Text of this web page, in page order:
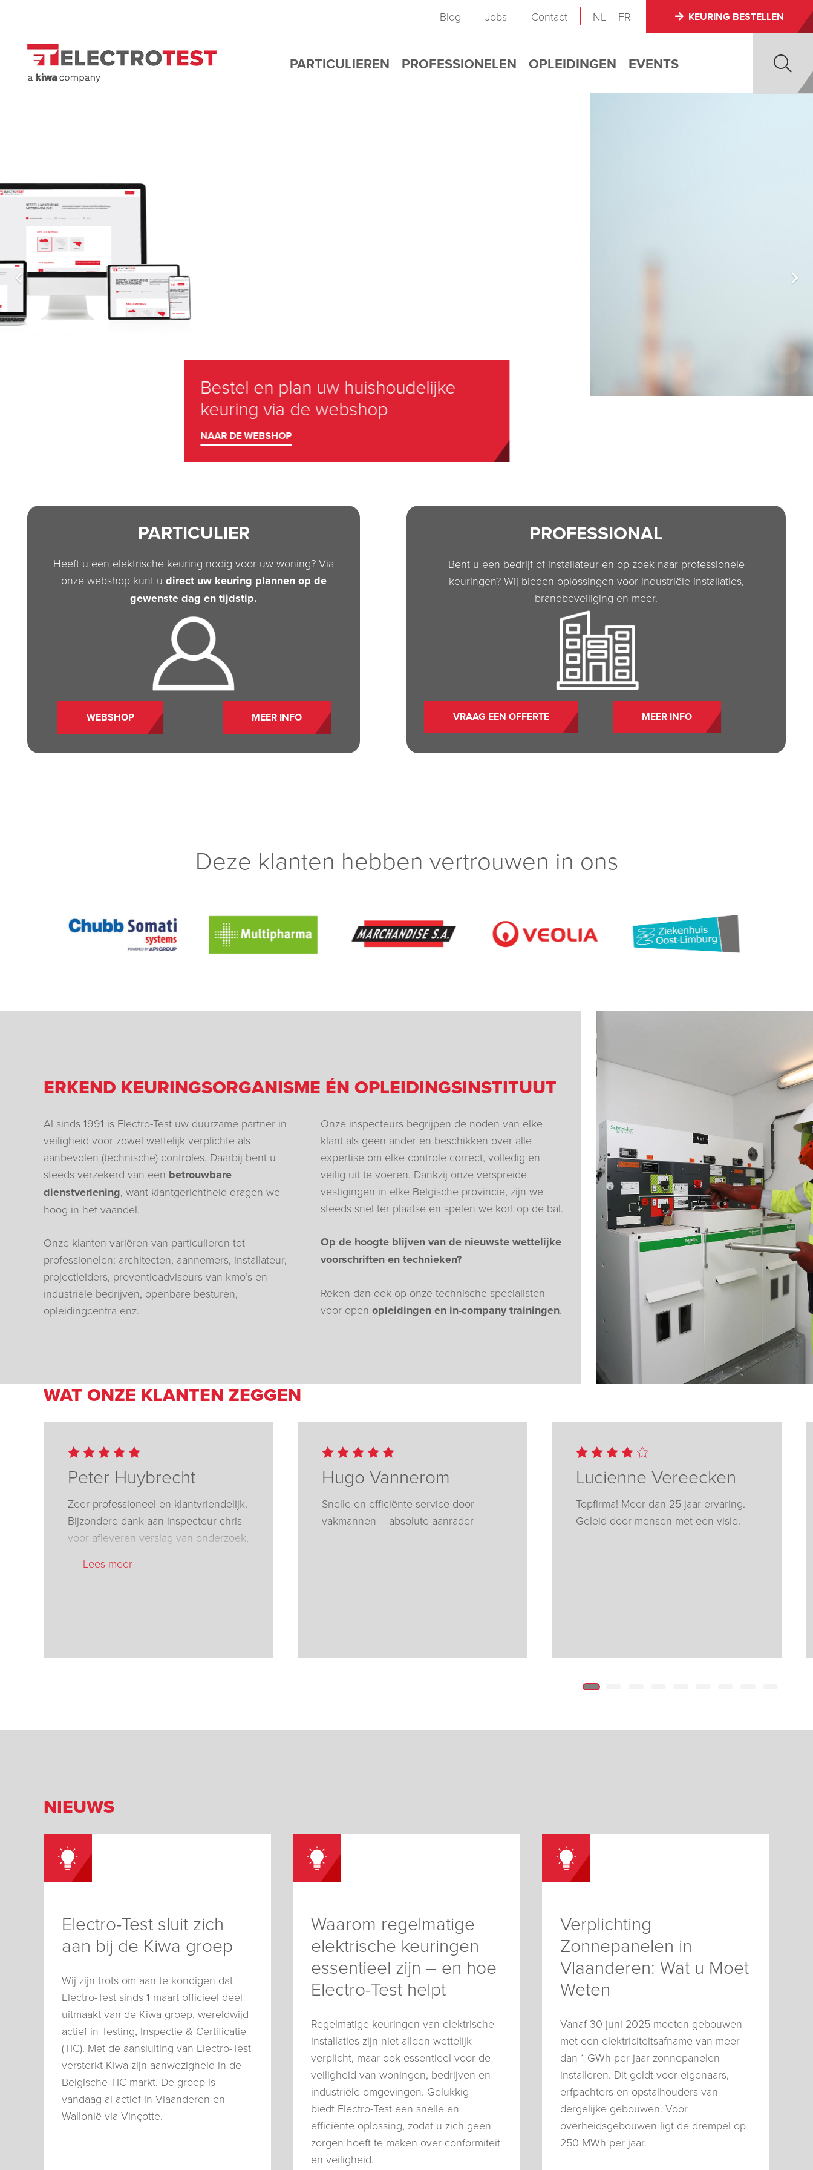
Blog Jobs Contact NL FR KEURING BESTELLEN
PARTICULIEREN PROFESSIONELEN OPLEIDINGEN EVENTS
Electro-Test, uw duurzame partner in
PARTICULIER
Heeft u een elektrische keuring nodig voor uw woning? Via
onze webshop kunt u direct uw keuring plannen op de
gewenste dag en tijdstip.
WEBSHOP MEER INFO
PROFESSIONAL
Bent u een bedrijf of installateur en op zoek naar professionele
keuringen? Wij bieden oplossingen voor industriële installaties,
brandbeveiliging en meer.
VRAAG EEN OFFERTE MEER INFO
Deze klanten hebben vertrouwen in ons
ERKEND KEURINGSORGANISME ÉN OPLEIDINGSINSTITUUT
Al sinds 1991 is Electro-Test uw duurzame partner in
veiligheid voor zowel wettelijk verplichte als
aanbevolen (technische) controles. Daarbij bent u
steeds verzekerd van een betrouwbare
dienstverlening, want klantgerichtheid dragen we
hoog in het vaandel.
Onze klanten variëren van particulieren tot
professionelen: architecten, aannemers, installateur,
projectleiders, preventieadviseurs van kmo’s en
industriële bedrijven, openbare besturen,
opleidingcentra enz.
Onze inspecteurs begrijpen de noden van elke
klant als geen ander en beschikken over alle
expertise om elke controle correct, volledig en
veilig uit te voeren. Dankzij onze verspreide
vestigingen in elke Belgische provincie, zijn we
steeds snel ter plaatse en spelen we kort op de bal.
Op de hoogte blijven van de nieuwste wettelijke
voorschriften en technieken?
Reken dan ook op onze technische specialisten
voor open opleidingen en in-company trainingen.
WAT ONZE KLANTEN ZEGGEN
Peter Huybrecht
Zeer professioneel en klantvriendelijk.
Bijzondere dank aan inspecteur chris
voor afleveren verslag van onderzoek,
electriciteits aansluiting fluvius niet
Lees meer
Hugo Vannerom
Snelle en efficiënte service door
vakmannen – absolute aanrader
Lucienne Vereecken
Topfirma! Meer dan 25 jaar ervaring.
Geleid door mensen met een visie.
NIEUWS
Electro-Test sluit zich
aan bij de Kiwa groep
Wij zijn trots om aan te kondigen dat
Electro-Test sinds 1 maart officieel deel
uitmaakt van de Kiwa groep, wereldwijd
actief in Testing, Inspectie & Certificatie
(TIC). Met de aansluiting van Electro-Test
versterkt Kiwa zijn aanwezigheid in de
Belgische TIC-markt. De groep is
vandaag al actief in Vlaanderen en
Wallonië via Vinçotte.
Waarom regelmatige
elektrische keuringen
essentieel zijn – en hoe
Electro-Test helpt
Regelmatige keuringen van elektrische
installaties zijn niet alleen wettelijk
verplicht, maar ook essentieel voor de
veiligheid van woningen, bedrijven en
industriële omgevingen. Gelukkig
biedt Electro-Test een snelle en
efficiënte oplossing, zodat u zich geen
zorgen hoeft te maken over conformiteit
en veiligheid.
Verplichting
Zonnepanelen in
Vlaanderen: Wat u Moet
Weten
Vanaf 30 juni 2025 moeten gebouwen
met een elektriciteitsafname van meer
dan 1 GWh per jaar zonnepanelen
installeren. Dit geldt voor eigenaars,
erfpachters en opstalhouders van
dergelijke gebouwen. Voor
overheidsgebouwen ligt de drempel op
250 MWh per jaar.